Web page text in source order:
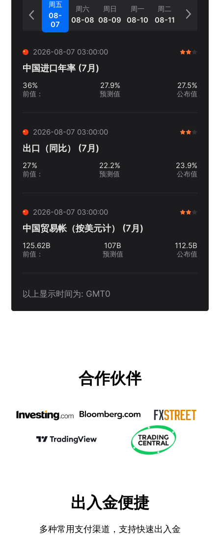
周五
08-
07
周六
08-08
周日
08-09
周一
08-10
周二
08-11
2026-08-07 03:00:00
中国进口年率 (7月)
36%
前值 ：
27.9%
预测值
27.5%
公布值
2026-08-07 03:00:00
出口（同比） (7月)
27%
前值 ：
22.2%
预测值
23.9%
公布值
2026-08-07 03:00:00
中国贸易帐（按美元计） (7月)
125.62B
前值 ：
107B
预测值
112.5B
公布值
以上显示时间为: GMT0
合作伙伴
出入金便捷
多种常用支付渠道，支持快速出入金